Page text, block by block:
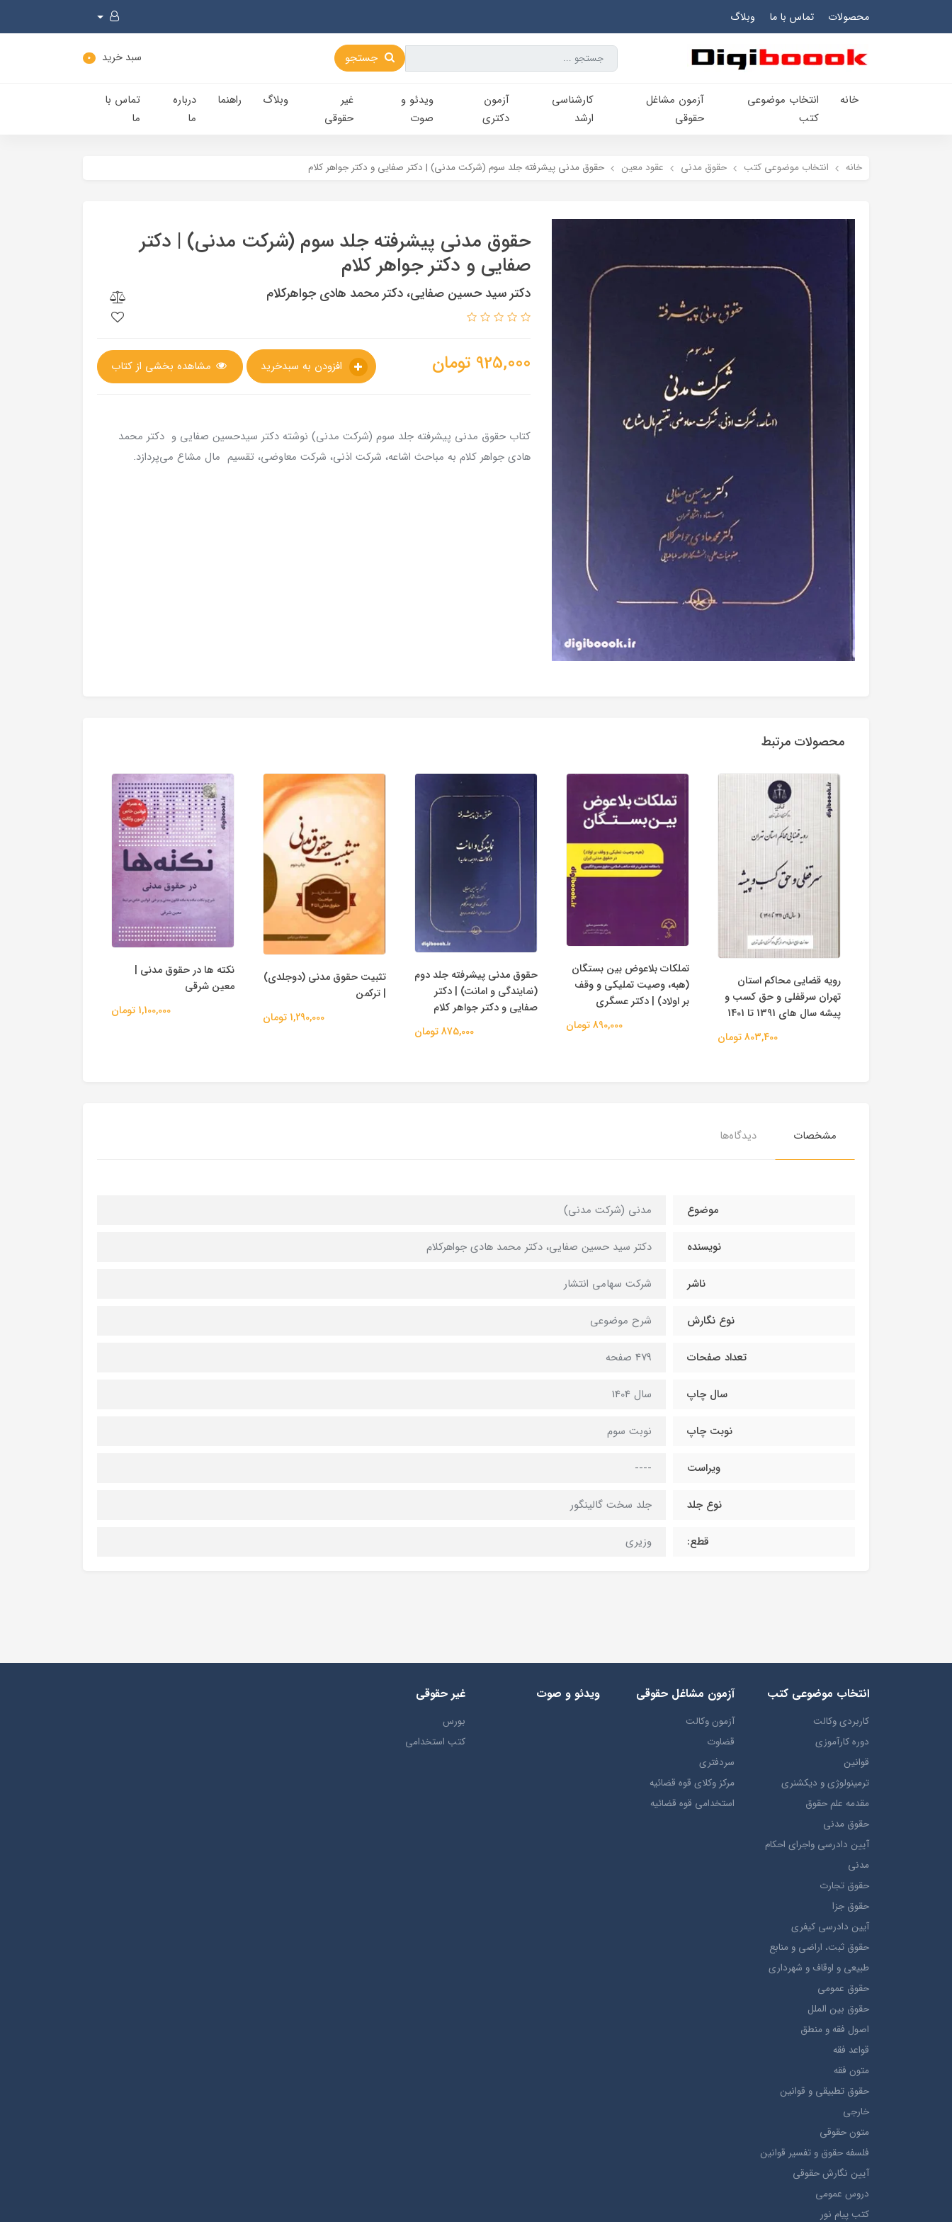
محصولات تماس با ما وبلاگ
جستجو سبد خرید 0
خانه
انتخاب​ موضوعي​
کتب
آزمون مشاغل
حقوقی
کارشناسی‌
ارشد
آزمون
دکتری
ویدئو و
صوت
غیر
حقوقی
وبلاگ راهنما
درباره
ما
تماس با
ما
خانه انتخاب​ موضوعي​ کتب حقوق مدني عقود معين حقوق مدنی پیشرفته جلد سوم (شرکت مدنی) | دکتر صفایی و دکتر جواهر کلام
حقوق مدنی پیشرفته جلد سوم (شرکت مدنی) | دکتر
صفایی و دکتر جواهر کلام
دکتر سید حسین صفایی، دکتر محمد هادی جواهرکلام
925,000 تومان مشاهده بخشی از کتاب
کتاب حقوق مدنی پیشرفته جلد سوم (شرکت مدنی) نوشته دکتر سیدحسین صفایی و دکتر محمد
هادی جواهر کلام به مباحث اشاعه، شرکت اذنی، شرکت معاوضی، تقسیم مال مشاع می‌پردازد.
محصولات مرتبط
رویه قضایی محاکم استان
تهران سرقفلی و حق کسب و
پیشه سال های 1391 تا 1401
803,400 تومان
تملکات بلاعوض بین بستگان
(هبه، وصیت تملیکی و وقف
بر اولاد) | دکتر عسگری
890,000 تومان
حقوق مدنی پیشرفته جلد دوم
(نمایندگی و امانت) | دکتر
صفایی و دکتر جواهر کلام
875,000 تومان
تثبیت حقوق مدنی (دوجلدی)
| ترکمن
1,290,000 تومان
نکته ها در حقوق مدنی |
معین شرقی
1,100,000 تومان
مشخصات دیدگاه‌ها
موضوع مدنی (شرکت مدنی)
نویسنده دکتر سید حسین صفایی، دکتر محمد هادی جواهرکلام
ناشر شرکت سهامی انتشار
نوع نگارش شرح موضوعی
تعداد صفحات 479 صفحه
سال چاپ سال 1404
نوبت چاپ نوبت سوم
ویراست ----
نوع جلد جلد سخت گالینگور
قطع: وزیری
انتخاب​ موضوعي​ کتب
کاربردی وکالت
دوره کارآموزی
قوانین
ترمينولوژي و ديکشنري
مقدمه علم حقوق
حقوق مدني
آيين دادرسي ​واجراي ​احکام ​
مدني
حقوق تجارت
حقوق جزا
آيین دادرسی کیفری
حقوق ثبت، اراضي و منابع
طبيعي و اوقاف و شهرداری
حقوق عمومی
حقوق بين الملل
اصول فقه و منطق
قواعد فقه
متون فقه
حقوق تطبيقي و قوانین
خارجی
متون حقوقي
فلسفه حقوق و تفسیر قوانین
آیین نگارش حقوقی
دروس عمومی
کتب پیام نور
آزمون مشاغل حقوقی
آزمون وکالت
قضاوت
سردفتری
مرکز وکلای قوه قضائیه
استخدامی قوه قضائیه
ویدئو و صوت غیر حقوقی
بورس
کتب استخدامی